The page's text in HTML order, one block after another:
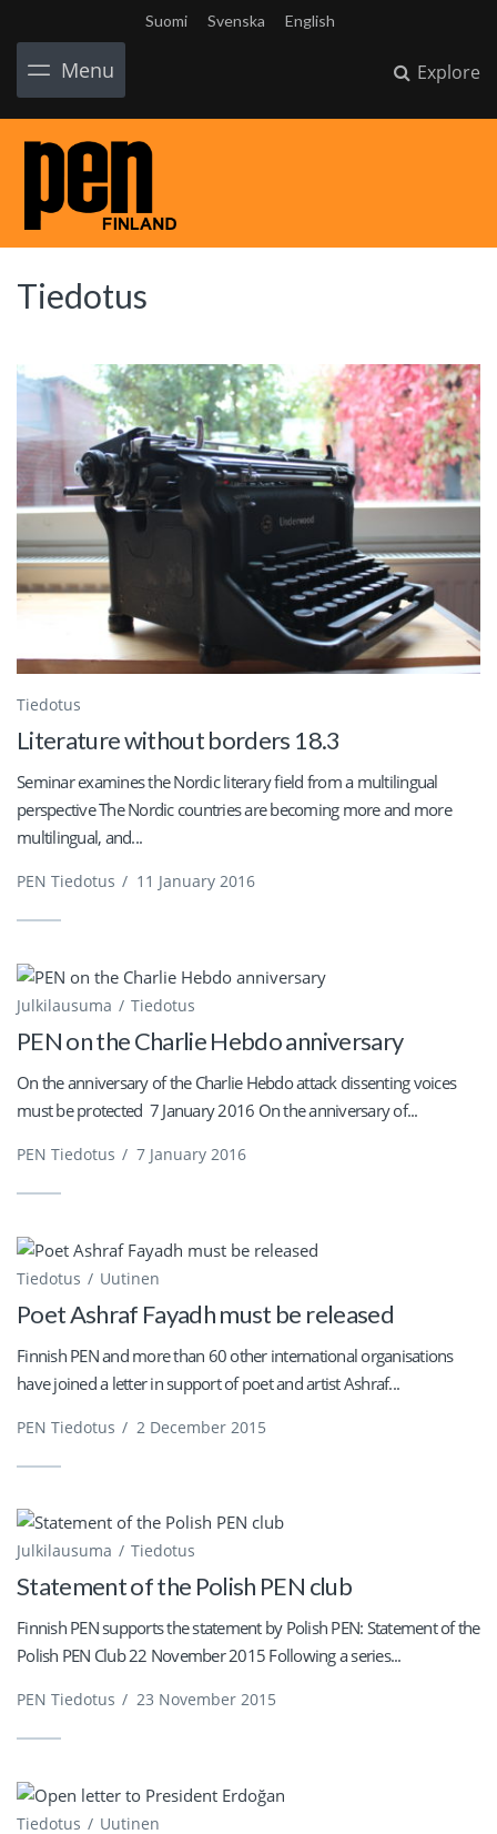
Suomi Svenska English
Menu Explore
Tiedotus
Tiedotus
Literature without borders 18.3
Seminar examines the Nordic literary field from a multilingual
perspective The Nordic countries are becoming more and more
multilingual, and...
PEN Tiedotus / 11 January 2016
Julkilausuma Tiedotus
PEN on the Charlie Hebdo anniversary
On the anniversary of the Charlie Hebdo attack dissenting voices
must be protected 7 January 2016 On the anniversary of...
PEN Tiedotus / 7 January 2016
Tiedotus Uutinen
Poet Ashraf Fayadh must be released
Finnish PEN and more than 60 other international organisations
have joined a letter in support of poet and artist Ashraf...
PEN Tiedotus / 2 December 2015
Julkilausuma Tiedotus
Statement of the Polish PEN club
Finnish PEN supports the statement by Polish PEN: Statement of the
Polish PEN Club 22 November 2015 Following a series...
PEN Tiedotus / 23 November 2015
Tiedotus Uutinen